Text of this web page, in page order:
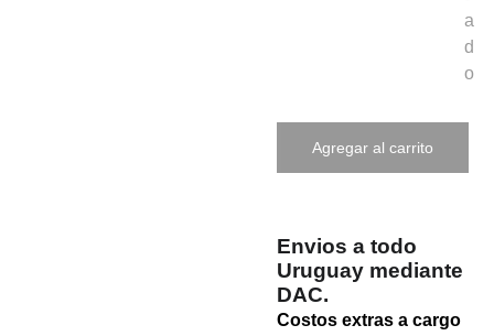
a
d
o
Agregar al carrito
Envios a todo
Uruguay mediante
DAC.
Costos extras a cargo